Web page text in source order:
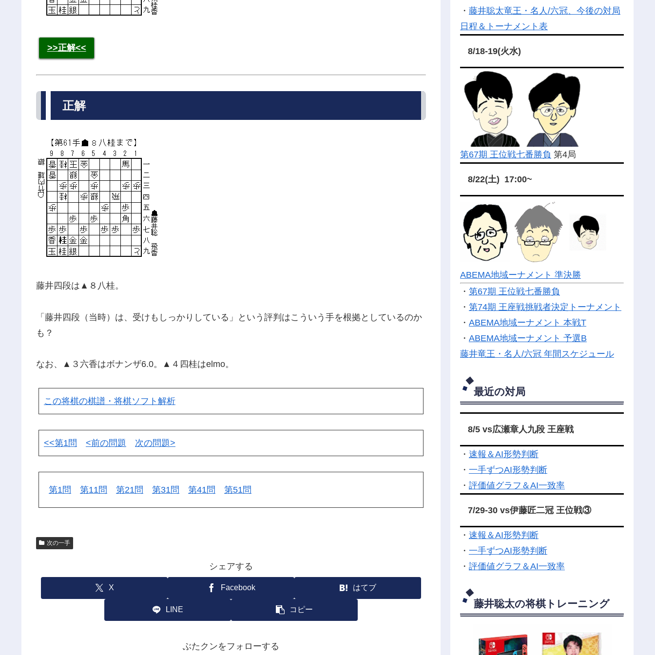
>>正解<<
正解
藤井四段は▲８八桂。
「藤井四段（当時）は、受けもしっかりしている」という評判はこういう手を根拠としているのか
も？
なお、▲３六香はボナンザ6.0。▲４四桂はelmo。
この将棋の棋譜・将棋ソフト解析
<<第1問 <前の問題 次の問題>
第1問 第11問 第21問 第31問 第41問 第51問
次の一手
シェアする
X Facebook はてブ
LINE コピー
ぶたクンをフォローする
・ 藤井聡太竜王・名人/六冠、今後の対局
日程＆トーナメント表
8/18-19(火水)
第67期 王位戦七番勝負 第4局
8/22(土) 17:00~
ABEMA地域ーナメント 準決勝
・ 第67期 王位戦七番勝負
・ 第74期 王座戦挑戦者決定トーナメント
・ ABEMA地域ーナメント 本戦T
・ ABEMA地域ーナメント 予選B
藤井竜王・名人/六冠 年間スケジュール
最近の対局
8/5 vs広瀬章人九段 王座戦
・ 速報＆AI形勢判断
・ 一手ずつAI形勢判断
・ 評価値グラフ＆AI一致率
7/29-30 vs伊藤匠二冠 王位戦③
・ 速報＆AI形勢判断
・ 一手ずつAI形勢判断
・ 評価値グラフ＆AI一致率
藤井聡太の将棋トレーニング